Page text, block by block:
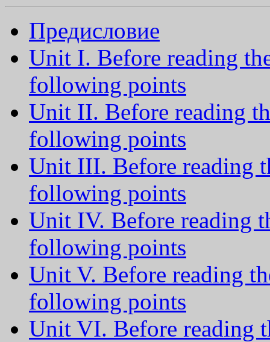
Предисловие
Unit I. Before reading
following points
Unit II. Before reading
following points
Unit III. Before reading
following points
Unit IV. Before reading
following points
Unit V. Before reading
following points
Unit VI. Before reading